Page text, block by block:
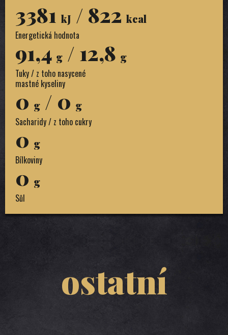
3381 kJ / 822 kcal
Energetická hodnota
91,4 g / 12,8 g
Tuky / z toho nasycené
mastné kyseliny
0 g / 0 g
Sacharidy / z toho cukry
0 g
Bílkoviny
0 g
Sůl
ostatní